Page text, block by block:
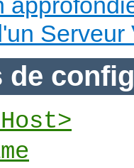
Serveur
de